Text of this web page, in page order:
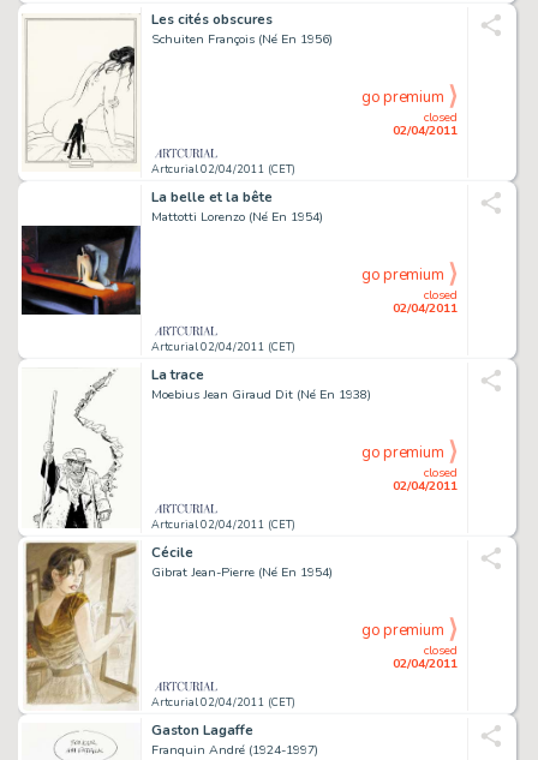
Les cités obscures
Schuiten François (Né En 1956)
Artcurial 02/04/2011 (CET)
closed
02/04/2011
go premium
La belle et la bête
Mattotti Lorenzo (Né En 1954)
Artcurial 02/04/2011 (CET)
closed
02/04/2011
go premium
La trace
Moebius Jean Giraud Dit (Né En 1938)
Artcurial 02/04/2011 (CET)
closed
02/04/2011
go premium
Cécile
Gibrat Jean-Pierre (Né En 1954)
Artcurial 02/04/2011 (CET)
closed
02/04/2011
go premium
Gaston Lagaffe
Franquin André (1924-1997)